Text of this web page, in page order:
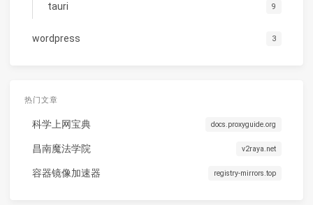
tauri 9
wordpress 3
热门文章
科学上网宝典 docs.proxyguide.org
昌南魔法学院 v2raya.net
容器镜像加速器 registry-mirrors.top